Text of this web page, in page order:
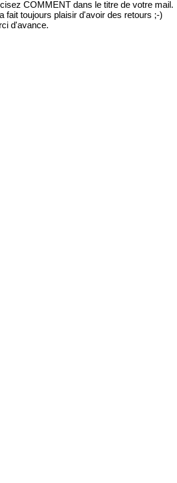
COMMENT dans le titre de votre mail.
fait toujours plaisir d'avoir des retours ;-)
d'avance.